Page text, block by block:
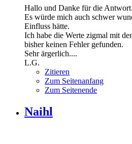
Hallo und Danke für die Antwort.
Es würde mich auch schwer
Einfluss hätte.
Ich habe die Werte zigmal mit
bisher keinen Fehler gefunden.
Sehr ärgerlich....
L.G.
Zitieren
Zum Seitenanfang
Zum Seitenende
Naihl